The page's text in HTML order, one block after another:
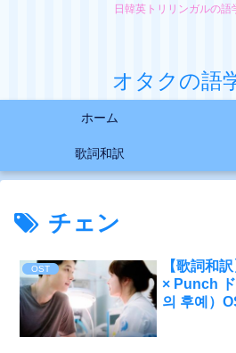
日韓英トリリンガルの語
オタクの語
ホーム
歌詞和訳
チェン
OST
【歌詞和
× Punch
의 후예）